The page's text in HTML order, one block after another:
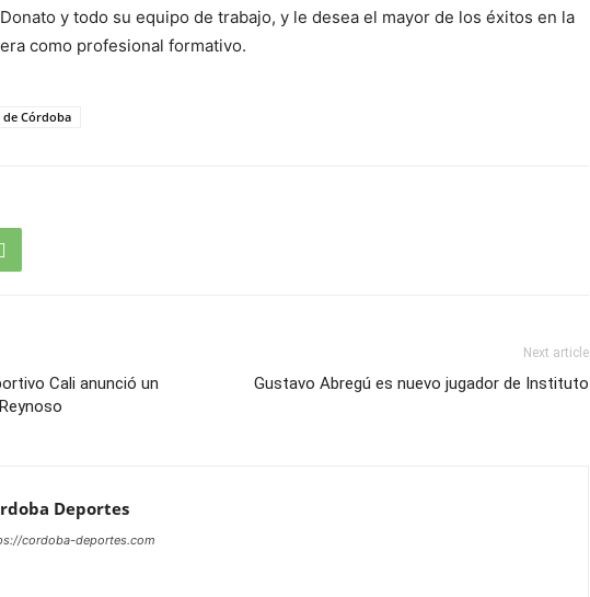
y todo su equipo de trabajo, y le desea el mayor de los éxitos en la
como profesional formativo.
de Córdoba
Cali anunció un
Next article
Gustavo Abregú es nuevo jugador de Instituto
Deportes
cordoba-deportes.com